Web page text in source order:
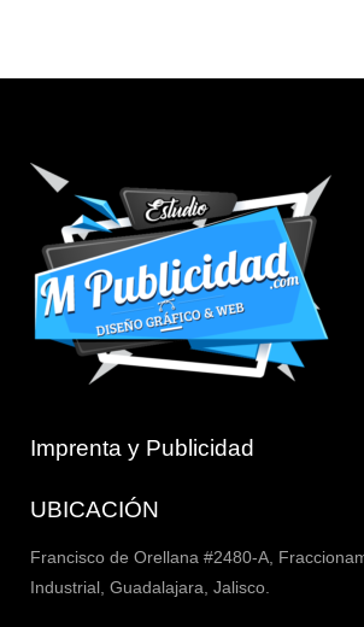
Imprenta y Publicidad
UBICACIÓN
Francisco de Orellana #2480-A,
Industrial, Guadalajara, Jalisco.